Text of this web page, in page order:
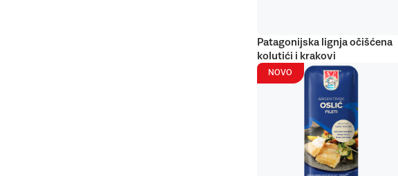
Patagonijska lignja očišćena
kolutići i krakovi
NOVO